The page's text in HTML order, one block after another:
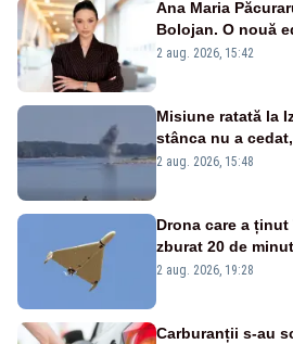
Ana Maria
Bolojan. O nouă
emisiunii „Miza
2 aug. 2026, 15:42
Misiune ratată la
stânca nu a
detonările luni –
2 aug. 2026, 15:48
Drona care a
zburat 20 de
României. Au fost
2 aug. 2026, 19:28
Carburanții s-au